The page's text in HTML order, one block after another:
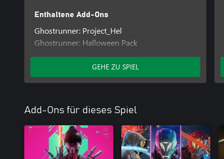
Enthaltene Add-Ons
Ghostrunner: Project_Hel
Ghostrunner: Halloween Pack
Ghostrunner: Metall-Ochsen-Pack
Ghostrunner: Neon-Pack
Ghostrunner: Winterpaket
GEHE ZU SPIEL
Add-Ons für dieses Spiel